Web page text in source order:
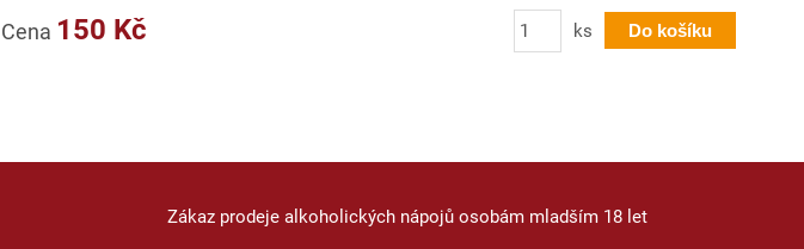
Cena 150 Kč Počet ks Do košíku
Zákaz prodeje alkoholických nápojů osobám mladším 18 let